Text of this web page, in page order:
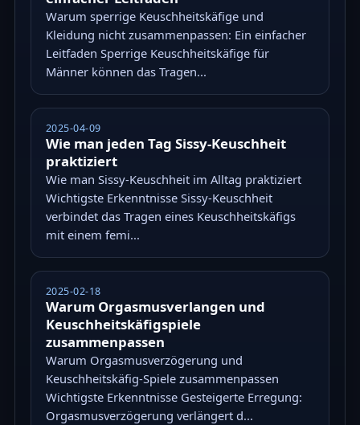
Warum sperrige Keuschheitskäfige und
Kleidung nicht zusammenpassen: Ein einfacher
Leitfaden Sperrige Keuschheitskäfige für
Männer können das Tragen...
2025-04-09
Wie man jeden Tag Sissy-Keuschheit
praktiziert
Wie man Sissy-Keuschheit im Alltag praktiziert
Wichtigste Erkenntnisse Sissy-Keuschheit
verbindet das Tragen eines Keuschheitskäfigs
mit einem femi...
2025-02-18
Warum Orgasmusverlangen und
Keuschheitskäfigspiele
zusammenpassen
Warum Orgasmusverzögerung und
Keuschheitskäfig-Spiele zusammenpassen
Wichtigste Erkenntnisse Gesteigerte Erregung:
Orgasmusverzögerung verlängert d...